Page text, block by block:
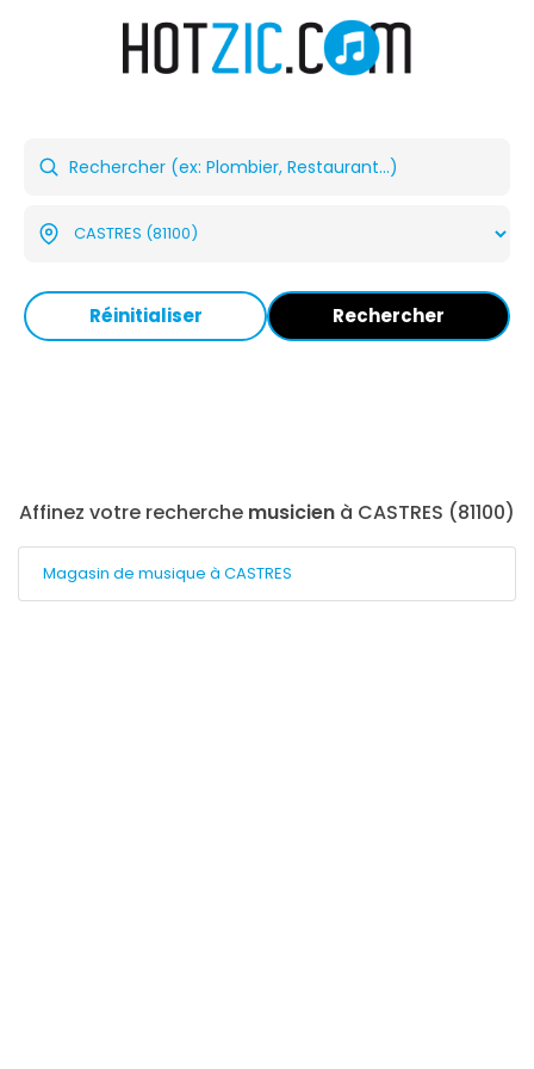
Réinitialiser Rechercher
Affinez votre recherche musicien à CASTRES (81100)
Magasin de musique à CASTRES